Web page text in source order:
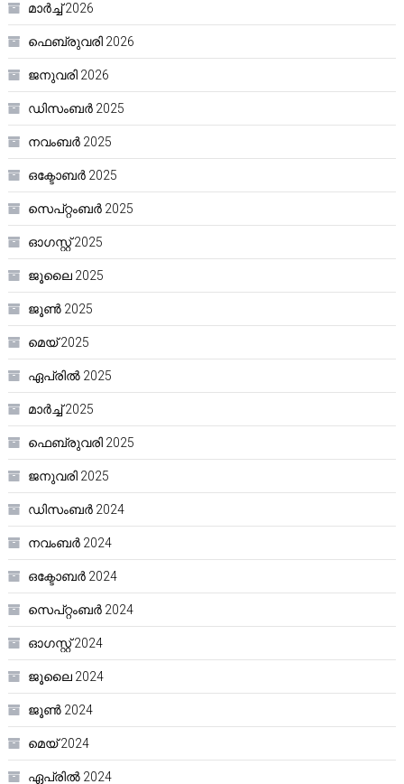
മാർച്ച്‌ 2026
ഫെബ്രുവരി 2026
ജനുവരി 2026
ഡിസംബർ 2025
നവംബർ 2025
ഒക്ടോബർ 2025
സെപ്റ്റംബർ 2025
ഓഗസ്റ്റ്‌ 2025
ജൂലൈ 2025
ജൂൺ 2025
മെയ്‌ 2025
ഏപ്രിൽ 2025
മാർച്ച്‌ 2025
ഫെബ്രുവരി 2025
ജനുവരി 2025
ഡിസംബർ 2024
നവംബർ 2024
ഒക്ടോബർ 2024
സെപ്റ്റംബർ 2024
ഓഗസ്റ്റ്‌ 2024
ജൂലൈ 2024
ജൂൺ 2024
മെയ്‌ 2024
ഏപ്രിൽ 2024